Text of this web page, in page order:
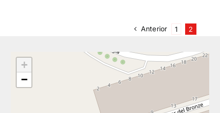
Anterior 1 2
+
−